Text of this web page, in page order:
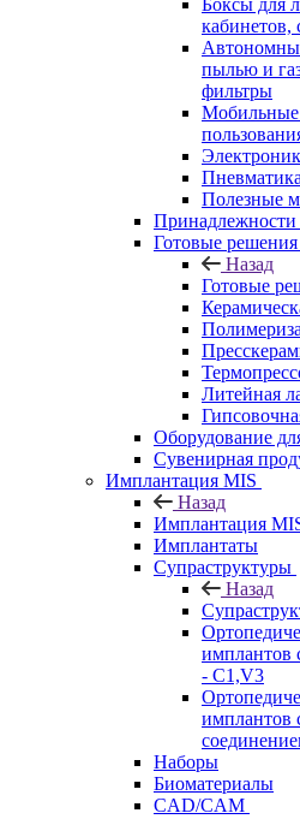
Боксы для
кабинетов,
пылью и
фильтры
Мобильные
Полезные
Готовые решения
Назад
Готовые
Литейная
Оборудование
Сувенирная
Имплантация MIS
Назад
Имплантация
Имплантаты
Супраструктуры
Назад
имплантов
- C1,V3
имплантов
Наборы
Биоматериалы
CAD/CAM